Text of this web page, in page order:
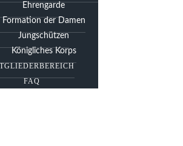
Ehrengarde
Formation der Damen
Jungschützen
Königliches Korps
FAQ